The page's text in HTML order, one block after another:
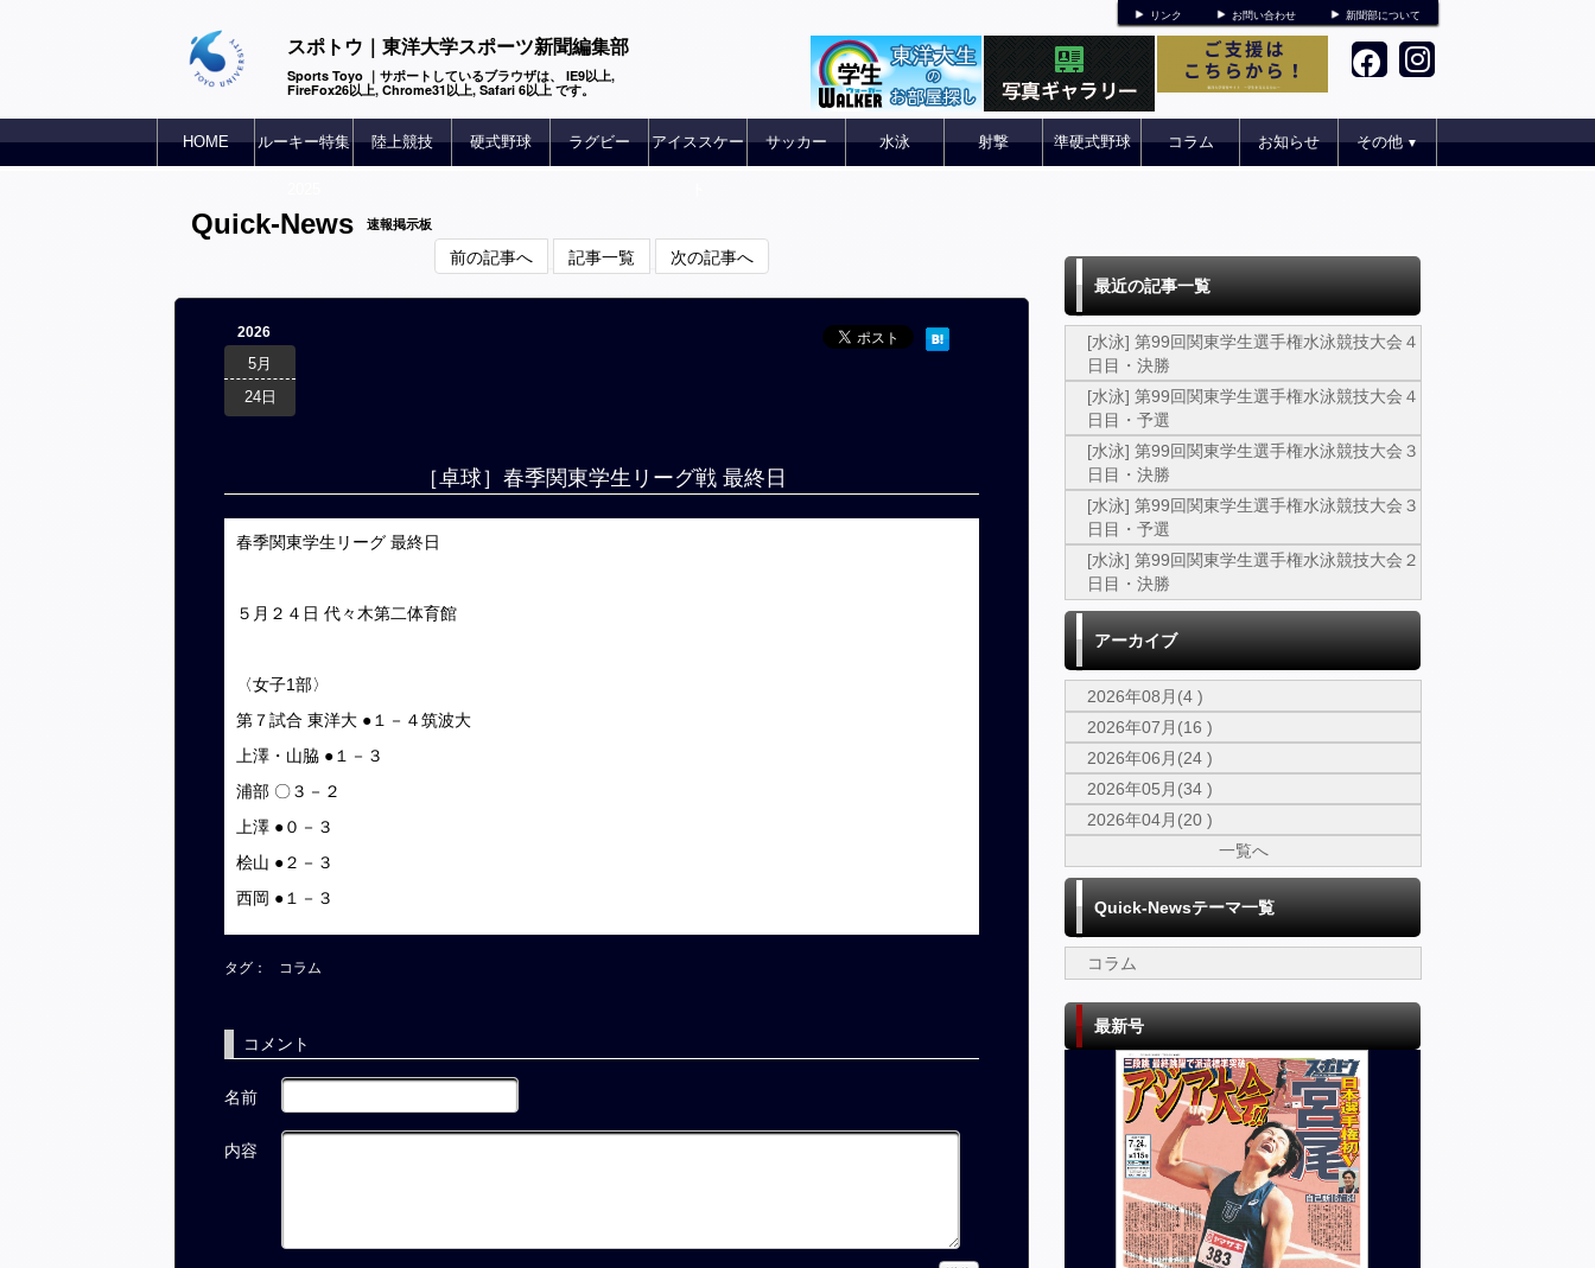
リンク お問い合わせ 新聞部について
スポトウ｜東洋大学スポーツ新聞編集部
Sports Toyo ｜サポートしているブラウザは、 IE9以上,
FireFox26以上, Chrome31以上, Safari 6以上 です。
HOME ルーキー特集 陸上競技 硬式野球 ラグビー アイススケー サッカー 水泳 射撃 準硬式野球 コラム お知らせ その他▼
Quick-News 速報掲示板
前の記事へ 記事一覧 次の記事へ
2026
5月
24日
［卓球］春季関東学生リーグ戦 最終日
春季関東学生リーグ 最終日
５月２４日 代々木第二体育館
〈女子1部〉
第７試合 東洋大 ●１－４筑波大
上澤・山脇 ●１－３
浦部 〇３－２
上澤 ●０－３
桧山 ●２－３
西岡 ●１－３
タグ： コラム
コメント
名前
内容
最近の記事一覧
[水泳] 第99回関東学生選手権水泳競技大会４
日目・決勝
[水泳] 第99回関東学生選手権水泳競技大会４
日目・予選
[水泳] 第99回関東学生選手権水泳競技大会３
日目・決勝
[水泳] 第99回関東学生選手権水泳競技大会３
日目・予選
[水泳] 第99回関東学生選手権水泳競技大会２
日目・決勝
アーカイブ
2026年08月(4 )
2026年07月(16 )
2026年06月(24 )
2026年05月(34 )
2026年04月(20 )
一覧へ
Quick-Newsテーマ一覧
コラム
最新号